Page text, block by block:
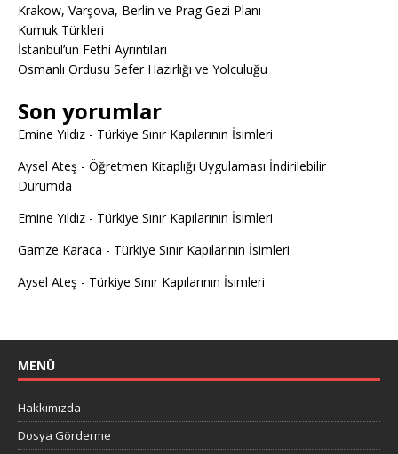
Krakow, Varşova, Berlin ve Prag Gezi Planı
Kumuk Türkleri
İstanbul’un Fethi Ayrıntıları
Osmanlı Ordusu Sefer Hazırlığı ve Yolculuğu
Son yorumlar
Emine Yıldız - Türkiye Sınır Kapılarının İsimleri
Aysel Ateş - Öğretmen Kitaplığı Uygulaması İndirilebilir
Durumda
Emine Yıldız - Türkiye Sınır Kapılarının İsimleri
Gamze Karaca - Türkiye Sınır Kapılarının İsimleri
Aysel Ateş - Türkiye Sınır Kapılarının İsimleri
MENÜ
Hakkımızda
Dosya Görderme